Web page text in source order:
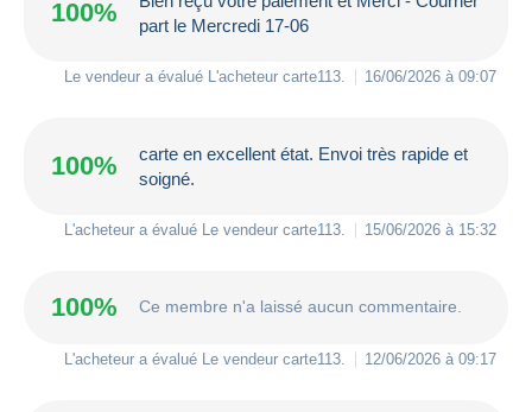
100%
part le Mercredi 17-06
Le vendeur a évalué L'acheteur carte113 16/06/2026 à 09:07
100%
carte en excellent état. Envoi très rapide et
soigné.
L'acheteur a évalué Le vendeur carte113 15/06/2026 à 15:32
100% Ce membre n'a laissé aucun commentaire.
L'acheteur a évalué Le vendeur carte113 12/06/2026 à 09:17